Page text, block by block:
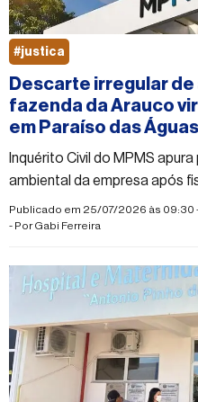
Descarte irregular
fazenda da Arauco
em Paraíso das Águas
Inquérito Civil do MPMS
ambiental da empresa após
a céu aberto
Publicado em 25/07/2026 às
- PorGabi Ferreira
#justica